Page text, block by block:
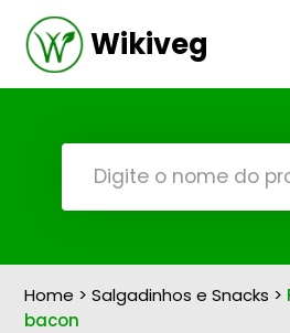
Wikiveg
Home >Salgadinhos e Snacks >
bacon